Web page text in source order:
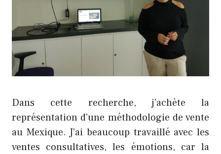
Dans cette recherche, j'achète la
représentation d'une méthodologie de vente
au Mexique. J'ai beaucoup travaillé avec les
ventes consultatives, les émotions, car la